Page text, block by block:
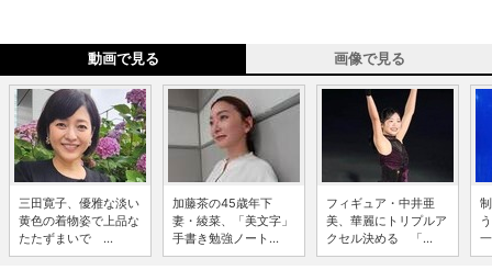
動画で見る 画像で見る
三田寛子、優雅な淡い
黄色の着物姿で上品な
たたずまいで ...
加藤茶の45歳年下
妻・綾菜、「美文字」
手書き勉強ノート...
フィギュア・中井亜
美、華麗にトリプルア
クセル決める 「...